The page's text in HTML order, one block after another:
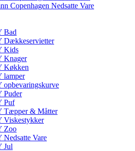
Copenhagen Nedsatte Vare
Bad
Dækkeservietter
Kids
Knager
Køkken
lamper
opbevaringskurve
Puder
Puf
Tæpper & Måtter
Viskestykker
Zoo
Vare
Jul